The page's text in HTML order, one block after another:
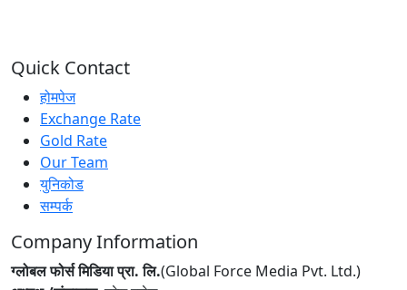
Quick Contact
होमपेज
Exchange Rate
Gold Rate
Our Team
युनिकोड
सम्पर्क
Company Information
ग्लोबल फोर्स मिडिया प्रा. लि.(Global Force Media Pvt. Ltd.)